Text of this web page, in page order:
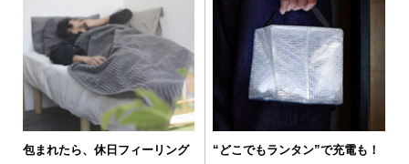
包まれたら、休日フィーリング “どこでもランタン”で充電も！